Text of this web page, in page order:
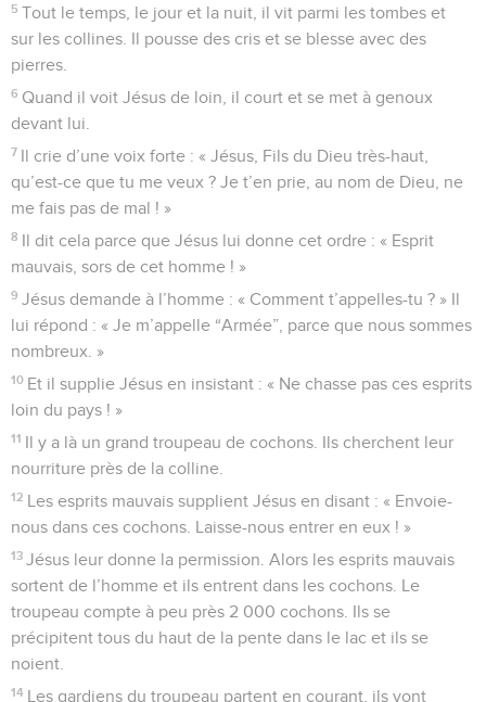
5 Tout le temps, le jour et la nuit, il vit parmi les tombes et
sur les collines. Il pousse des cris et se blesse avec des
pierres.
6 Quand il voit Jésus de loin, il court et se met à genoux
devant lui.
7 Il crie d’une voix forte : « Jésus, Fils du Dieu très-haut,
qu’est-ce que tu me veux ? Je t’en prie, au nom de Dieu, ne
me fais pas de mal ! »
8 Il dit cela parce que Jésus lui donne cet ordre : « Esprit
mauvais, sors de cet homme ! »
9 Jésus demande à l’homme : « Comment t’appelles-tu ? » Il
lui répond : « Je m’appelle “Armée”, parce que nous sommes
nombreux. »
10 Et il supplie Jésus en insistant : « Ne chasse pas ces esprits
loin du pays ! »
11 Il y a là un grand troupeau de cochons. Ils cherchent leur
nourriture près de la colline.
12 Les esprits mauvais supplient Jésus en disant : « Envoie-
nous dans ces cochons. Laisse-nous entrer en eux ! »
13 Jésus leur donne la permission. Alors les esprits mauvais
sortent de l’homme et ils entrent dans les cochons. Le
troupeau compte à peu près 2 000 cochons. Ils se
précipitent tous du haut de la pente dans le lac et ils se
noient.
14 Les gardiens du troupeau partent en courant, ils vont